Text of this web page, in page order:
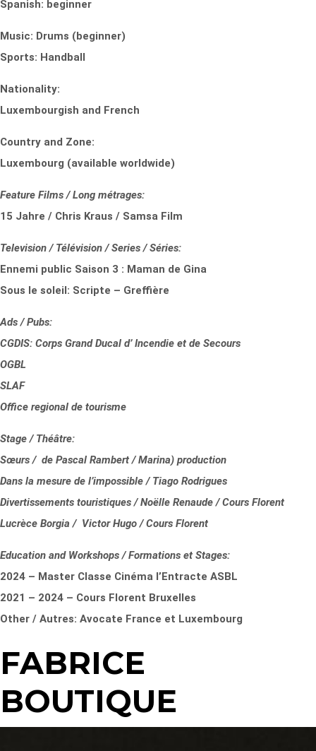
Spanish: beginner
Music: Drums (beginner)
Sports: Handball
Nationality:
Luxembourgish and French
Country and Zone:
Luxembourg (available worldwide)
Feature Films / Long métrages:
15 Jahre / Chris Kraus / Samsa Film
Television / Télévision / Series / Séries:
Ennemi public Saison 3 : Maman de Gina
Sous le soleil: Scripte – Greffière
Ads / Pubs:
CGDIS: Corps Grand Ducal d’ Incendie et de Secours
OGBL
SLAF
Office regional de tourisme
Stage / Théâtre:
Sœurs / de Pascal Rambert / Marina) production
Dans la mesure de l’impossible / Tiago Rodrigues
Divertissements touristiques / Noëlle Renaude / Cours Florent
Lucrèce Borgia / Victor Hugo / Cours Florent
Education and Workshops / Formations et Stages:
2024 – Master Classe Cinéma l’Entracte ASBL
2021 – 2024 – Cours Florent Bruxelles
Other / Autres: Avocate France et Luxembourg
FABRICE
BOUTIQUE